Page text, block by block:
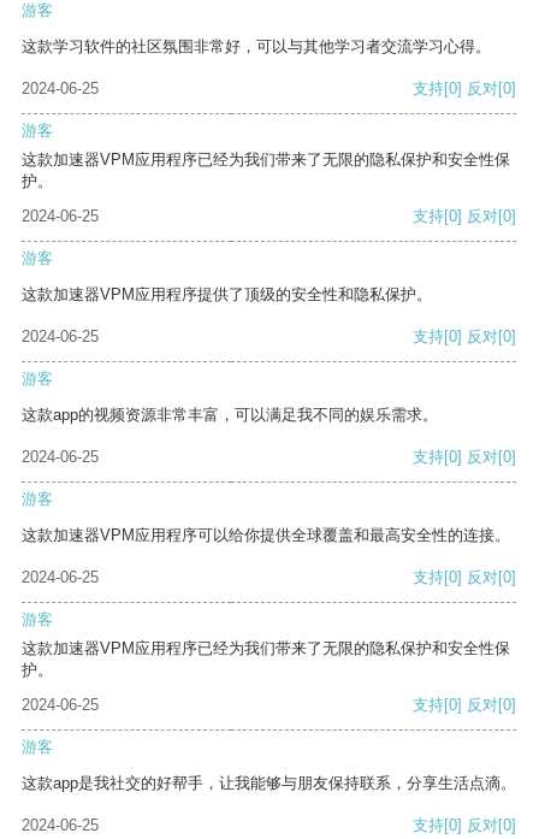
游客
这款学习软件的社区氛围非常好，可以与其他学习者交流学习心得。
2024-06-25 支持[0] 反对[0]
游客
这款加速器VPM应用程序已经为我们带来了无限的隐私保护和安全性保
护。
2024-06-25
支持[0] 反对[0]
游客
这款加速器VPM应用程序提供了顶级的安全性和隐私保护。
2024-06-25 支持[0] 反对[0]
游客
这款app的视频资源非常丰富，可以满足我不同的娱乐需求。
2024-06-25 支持[0] 反对[0]
游客
这款加速器VPM应用程序可以给你提供全球覆盖和最高安全性的连接。
2024-06-25 支持[0] 反对[0]
游客
这款加速器VPM应用程序已经为我们带来了无限的隐私保护和安全性保
护。
2024-06-25
支持[0] 反对[0]
游客
这款app是我社交的好帮手，让我能够与朋友保持联系，分享生活点滴。
2024-06-25 支持[0] 反对[0]